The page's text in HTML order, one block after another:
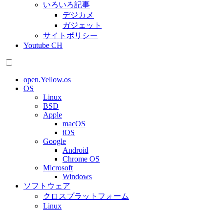
いろいろ記事
デジカメ
ガジェット
サイトポリシー
Youtube CH
open.Yellow.os
OS
Linux
BSD
Apple
macOS
iOS
Google
Android
Chrome OS
Microsoft
Windows
ソフトウェア
クロスプラットフォーム
Linux